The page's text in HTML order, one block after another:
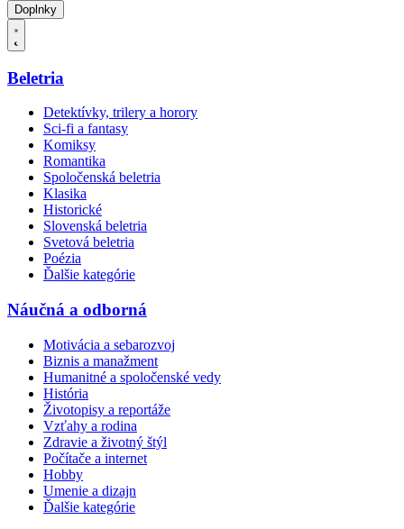
Doplnky
Beletria
Detektívky, trilery a horory
Sci-fi a fantasy
Komiksy
Romantika
Spoločenská beletria
Klasika
Historické
Slovenská beletria
Svetová beletria
Poézia
Ďalšie kategórie
Náučná a odborná
Motivácia a sebarozvoj
Biznis a manažment
Humanitné a spoločenské vedy
História
Životopisy a reportáže
Vzťahy a rodina
Zdravie a životný štýl
Počítače a internet
Hobby
Umenie a dizajn
Ďalšie kategórie